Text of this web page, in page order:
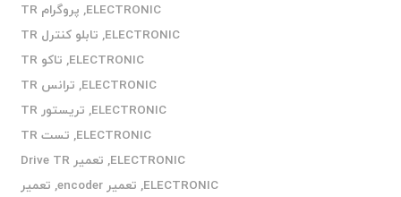
ELECTRONIC
,
پروگرام TR
ELECTRONIC
,
تابلو کنترل TR
ELECTRONIC
,
تاکو TR
ELECTRONIC
,
ترانس TR
ELECTRONIC
,
تریستور TR
ELECTRONIC
,
تست TR
ELECTRONIC
,
تعمیر Drive TR
ELECTRONIC
, تعمیر encoder , تعمیر